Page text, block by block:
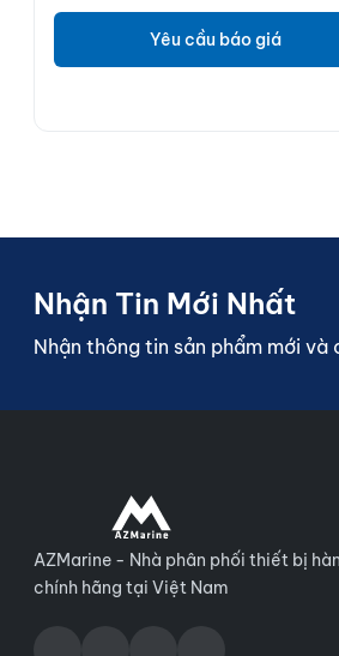
Yêu cầu báo giá
Nhận Tin Mới Nhất
Nhận thông tin sản phẩm mới và
AZMarine - Nhà phân phối thiết bị
chính hãng tại Việt Nam